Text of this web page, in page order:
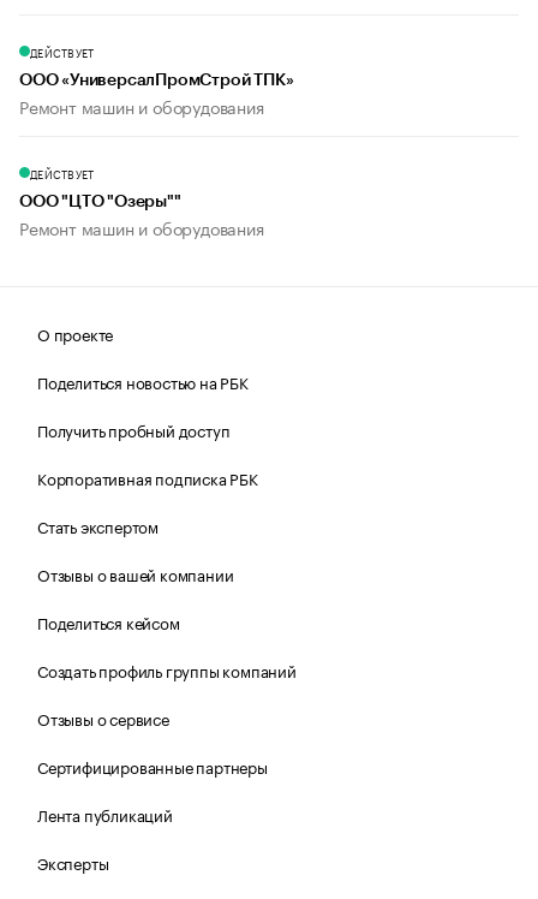
ДЕЙСТВУЕТ
ООО «УниверсалПромСтрой ТПК»
Ремонт машин и оборудования
ДЕЙСТВУЕТ
ООО "ЦТО "Озеры""
Ремонт машин и оборудования
О проекте
Поделиться новостью на РБК
Получить пробный доступ
Корпоративная подписка РБК
Стать экспертом
Отзывы о вашей компании
Поделиться кейсом
Создать профиль группы компаний
Отзывы о сервисе
Сертифицированные партнеры
Лента публикаций
Эксперты